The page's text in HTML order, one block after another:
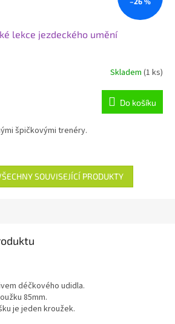
lekce jezdeckého umění
Skladem (1 ks)
Do košíku
špičkovými trenéry.
SOUVISEJÍCÍ PRODUKTY
déčkového udidla.
85mm.
je jeden kroužek.